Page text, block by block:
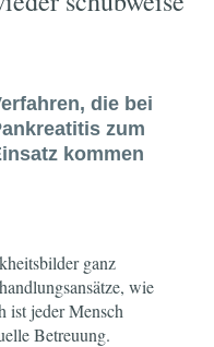
die bei
zum
kommen
ganz
wie
ist jeder Mensch
Betreuung.